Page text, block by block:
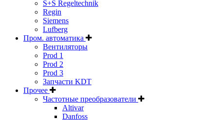
S+S Regeltechnik
Regin
Siemens
Lufberg
Пром. автоматика
Вентиляторы
Prod 1
Prod 2
Prod 3
Запчасти KDT
Прочее
Частотные преобразователи
Altivar
Danfoss